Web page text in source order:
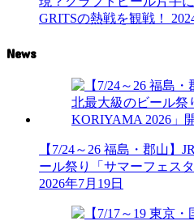
GRITSの熱戦を観戦！
News
【7/24～26 福島・郡山】
ール祭り「サマーフェス
2026年7月19日